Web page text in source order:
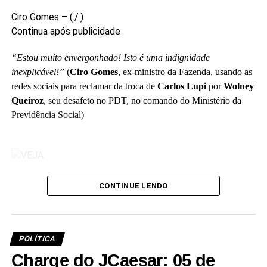
.
As próximas eleições são a oportunidade para os
candidatos novos, sem os vícios da velha política, que
tenham conduta ilibada e boa formação cultural. Por
outro lado, diga não à reeleição política, aos trocadores
de partidos, aos que interromperam o mandato para
Ciro Gomes – (./.)
Continua após publicidade
“Estou muito envergonhado! Isto é uma indignidade
inexplicável!” (Ciro Gomes, ex-ministro da Fazenda, usando as
redes sociais para reclamar da troca de Carlos LupiporWolney
Queiroz, seu desafeto no PDT, no comando do Ministério da
Previdência Social)
CONTINUE LENDO
POLÍTICA
Charge do JCaesar: 05 de